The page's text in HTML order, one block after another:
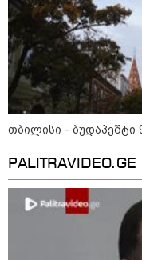
კატეგორიის
თბილისი - ბუდაპეშტი
PALITRAVIDEO.GE